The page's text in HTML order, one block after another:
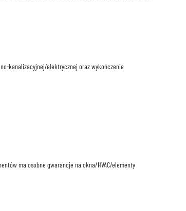
kanalizacyjnej/elektrycznej oraz wykończenie
ma osobne gwarancje na okna/HVAC/elementy